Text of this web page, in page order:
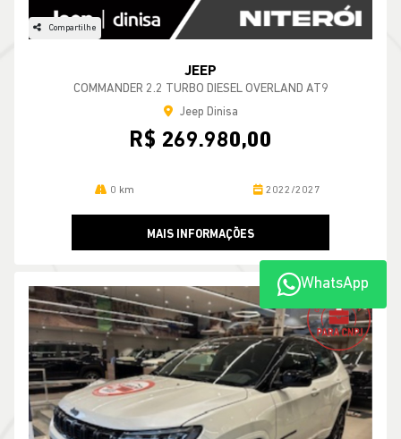
Compartilhe
JEEP
COMMANDER 2.2 TURBO DIESEL OVERLAND AT9
Jeep Dinisa
R$ 269.980,00
0 km 2022/2027
MAIS INFORMAÇÕES
WhatsApp